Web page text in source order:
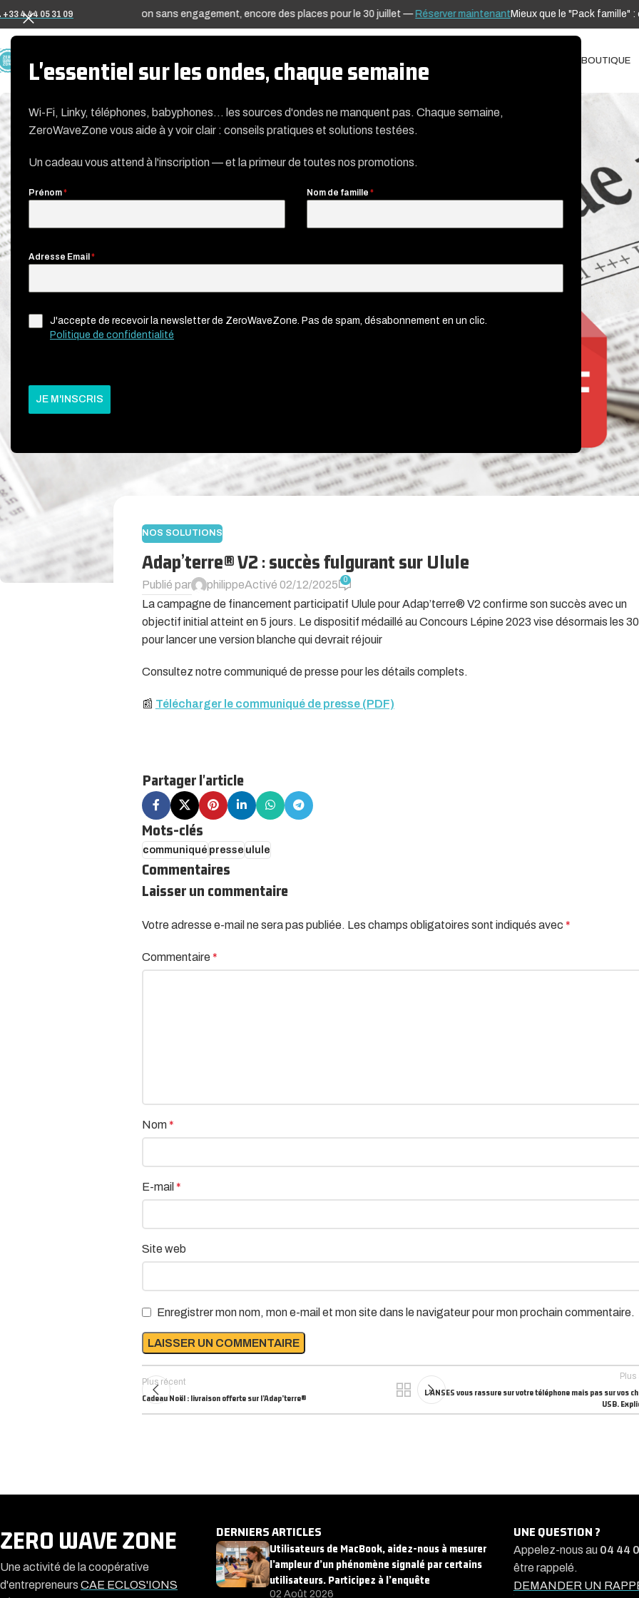
L'essentiel sur les ondes, chaque semaine
Wi-Fi, Linky, téléphones, babyphones… les sources d'ondes ne manquent pas. Chaque semaine,
ZeroWaveZone vous aide à y voir clair : conseils pratiques et solutions testées.
Un cadeau vous attend à l'inscription — et la primeur de toutes nos promotions.
Prénom* Nom de famille *
Adresse Email *
J'accepte de recevoir la newsletter de ZeroWaveZone. Pas de spam, désabonnement en un clic.
Politique de confidentialité
JE M'INSCRIS
+33 4 44 05 31 09
ouverts en préréservation sans engagement, encore des places pour le 30 juillet —Réserver maintenantMieux que le "Pack famille" :
A PROPOS TÉLÉDIAGNOSTIC BOUTIQUE
NOS SOLUTIONS
Adap’terre® V2 : succès fulgurant sur Ulule
Publié par philippeActivé 02/12/2025 0
La campagne de financement participatif Ulule pour Adap’terre® V2 confirme son succès avec un
objectif initial atteint en 5 jours. Le dispositif médaillé au Concours Lépine 2023 vise désormais les
pour lancer une version blanche qui devrait réjouir
Consultez notre communiqué de presse pour les détails complets.
📰 Télécharger le communiqué de presse (PDF)
Partager l'article
Mots-clés
communiquépresseulule
Commentaires
Laisser un commentaire
Votre adresse e-mail ne sera pas publiée. Les champs obligatoires sont indiqués avec *
Commentaire*
Nom*
E-mail *
Site web
Enregistrer mon nom, mon e-mail et mon site dans le navigateur pour mon prochain commentaire.
Alternative:
Plus récent
Cadeau Noël : livraison offerte sur l’Adap’terre®
L’ANSES vous rassure sur votre téléphone mais pas sur vos
USB.
ZERO WAVE ZONE
Une activité de la coopérative
d'entrepreneurs CAE ECLOS'IONS
DERNIERS ARTICLES
Utilisateurs de MacBook, aidez-nous à mesurer
l’ampleur d’un phénomène signalé par certains
utilisateurs. Participez à l’enquête
02 Août 2026
UNE QUESTION ?
Appelez-nous au 04 44
être rappelé.
DEMANDER UN